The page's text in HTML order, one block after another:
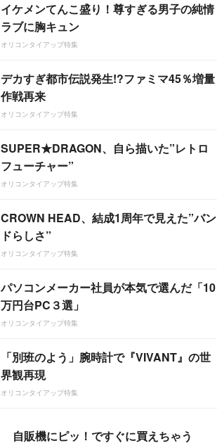
イケメンてんこ盛り！尊すぎる男子の純情
ラブに胸キュン
オリコンタイアップ特集
デカすぎ都市伝説発生!?ファミマ45％増量
作戦再来
オリコンタイアップ特集
SUPER★DRAGON、自ら描いた”レトロ
フューチャー”
オリコンタイアップ特集
CROWN HEAD、結成1周年で見えた”バン
ドらしさ”
オリコンタイアップ特集
パソコンメーカー社員が本気で選んだ「10
万円台PC３選」
オリコンタイアップ特集
「別班のよう」腕時計で『VIVANT』の世
界観再現
オリコンタイアップ特集
自販機にピッ！ですぐに買えちゃう